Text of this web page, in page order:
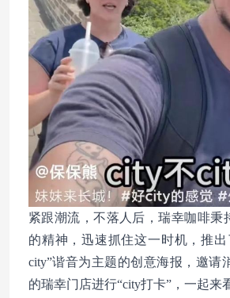
紧跟潮流，不落人后，瑞幸咖啡秉
的精神，迅速抓住这一时机，推出
city”谐音为主题的创意海报，邀请
的瑞幸门店进行“city打卡”，一起来